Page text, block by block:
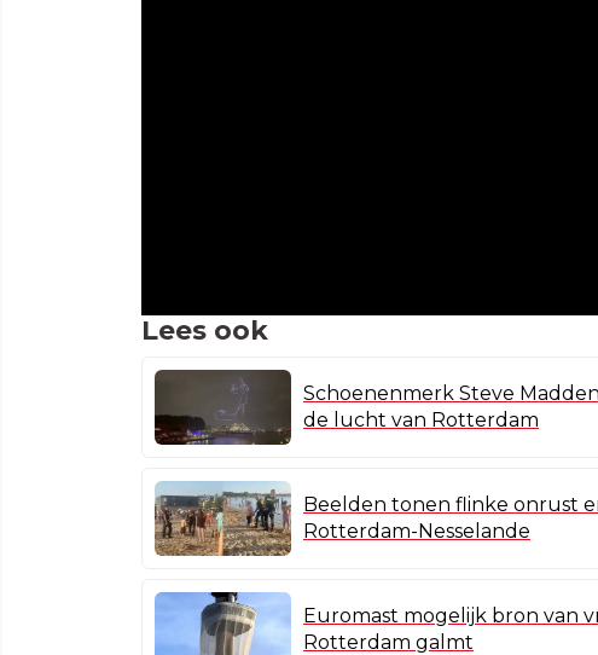
Lees ook
Schoenenmerk Steve
de lucht van Rotterdam
Beelden tonen flinke onrust
Rotterdam-Nesselande
Euromast mogelijk bron van
Rotterdam galmt